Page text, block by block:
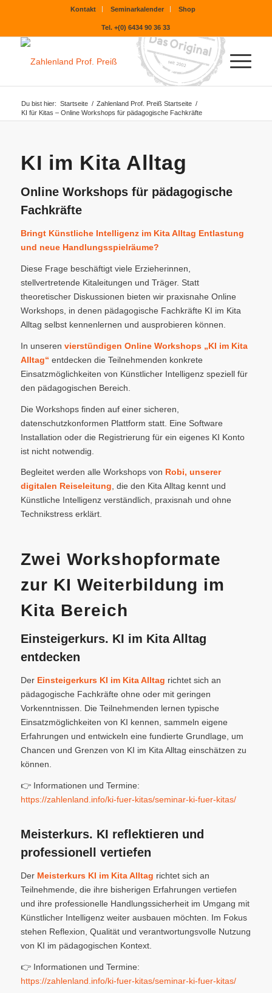
Kontakt Seminarkalender Shop
Tel. +(0) 6434 90 36 33
Du bist hier: Startseite / Zahlenland Prof. Preiß Startseite /
KI für Kitas – Online Workshops für pädagogische Fachkräfte
KI im Kita Alltag
Online Workshops für pädagogische
Fachkräfte
Bringt Künstliche Intelligenz im Kita Alltag Entlastung
und neue Handlungsspielräume?
Diese Frage beschäftigt viele Erzieherinnen,
stellvertretende Kitaleitungen und Träger. Statt
theoretischer Diskussionen bieten wir praxisnahe Online
Workshops, in denen pädagogische Fachkräfte KI im Kita
Alltag selbst kennenlernen und ausprobieren können.
In unseren vierstündigen Online Workshops „KI im Kita
Alltag“ entdecken die Teilnehmenden konkrete
Einsatzmöglichkeiten von Künstlicher Intelligenz speziell für
den pädagogischen Bereich.
Die Workshops finden auf einer sicheren,
datenschutzkonformen Plattform statt. Eine Software
Installation oder die Registrierung für ein eigenes KI Konto
ist nicht notwendig.
Begleitet werden alle Workshops von Robi, unserer
digitalen Reiseleitung, die den Kita Alltag kennt und
Künstliche Intelligenz verständlich, praxisnah und ohne
Technikstress erklärt.
Zwei Workshopformate
zur KI Weiterbildung im
Kita Bereich
Einsteigerkurs. KI im Kita Alltag
entdecken
Der Einsteigerkurs KI im Kita Alltag richtet sich an
pädagogische Fachkräfte ohne oder mit geringen
Vorkenntnissen. Die Teilnehmenden lernen typische
Einsatzmöglichkeiten von KI kennen, sammeln eigene
Erfahrungen und entwickeln eine fundierte Grundlage, um
Chancen und Grenzen von KI im Kita Alltag einschätzen zu
können.
👉 Informationen und Termine:
https://zahlenland.info/ki-fuer-kitas/seminar-ki-fuer-kitas/
Meisterkurs. KI reflektieren und
professionell vertiefen
Der Meisterkurs KI im Kita Alltag richtet sich an
Teilnehmende, die ihre bisherigen Erfahrungen vertiefen
und ihre professionelle Handlungssicherheit im Umgang mit
Künstlicher Intelligenz weiter ausbauen möchten. Im Fokus
stehen Reflexion, Qualität und verantwortungsvolle Nutzung
von KI im pädagogischen Kontext.
👉 Informationen und Termine:
https://zahlenland.info/ki-fuer-kitas/seminar-ki-fuer-kitas/